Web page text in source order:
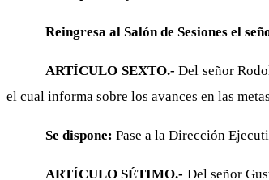
Reingresa al Salón de Sesiones el
ARTÍCULO SEXTO.-Del señor
el cual informa sobre los avances en las
Se dispone: Pase a la Dirección
ARTÍCULO SÉTIMO.- Del señor